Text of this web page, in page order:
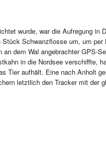
wurde, war die Aufregung in
Schwanzflosse um, um
dem Wal angebrachter GPS-
in die Nordsee verschiffte,
Tier aufhält. Eine nach Anholt
letztlich den Tracker mit der